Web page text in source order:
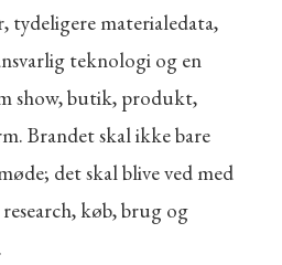
tydeligere materialedata,
teknologi og en
show, butik, produkt,
Brandet skal ikke bare
det skal blive ved med
køb, brug og